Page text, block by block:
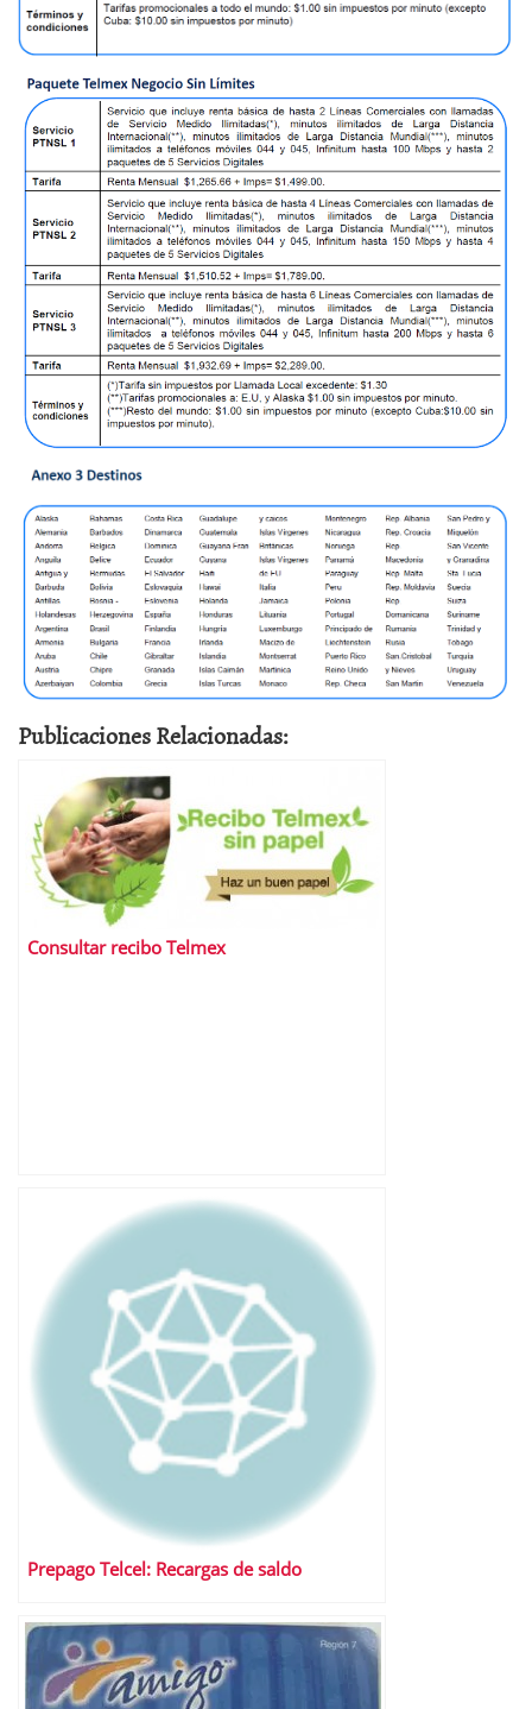
Publicaciones Relacionadas:
Consultar recibo Telmex
Prepago Telcel: Recargas de saldo